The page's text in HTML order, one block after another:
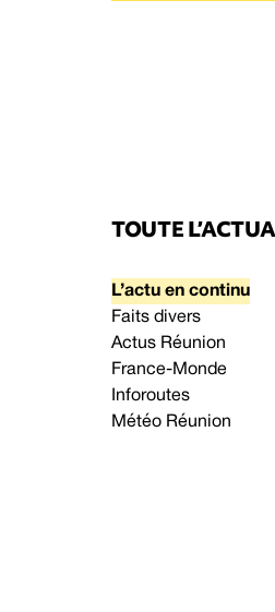
TOUTE
L’actu en continu
Faits divers
Actus Réunion
France-Monde
Inforoutes
Météo Réunion